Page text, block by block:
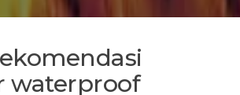
waterproof